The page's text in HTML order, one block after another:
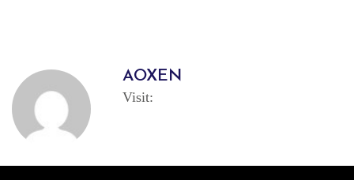
AOXEN
Visit: